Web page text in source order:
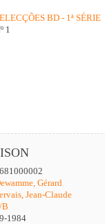
BD - 1ª SÉRIE
1
Gérard
Jean-Claude
B
1984